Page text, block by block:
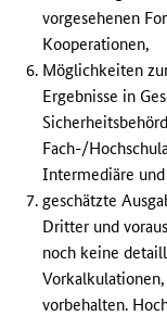
vorgesehenen
Kooperationen,
Möglichkeiten
Ergebnisse in
Fach-/
Intermediäre
geschätzte
Dritter und
noch keine
vorbehalten.